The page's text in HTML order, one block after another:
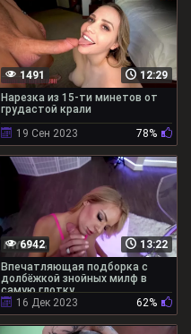
12:29
1491
Нарезка из 15-ти минетов от
грудастой крали
19 Сен 2023
78%
13:22
6942
Впечатляющая подборка с
долбёжкой знойных милф в
самую глотку
16 Дек 2023
62%